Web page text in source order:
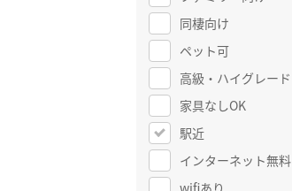
同棲向け
ペット可
高級・ハイグレード
家具なしOK
駅近
インターネット無料
wifiあり